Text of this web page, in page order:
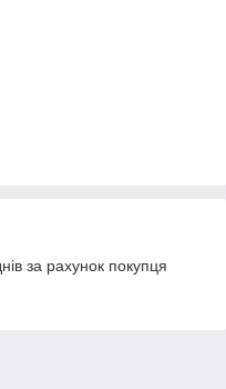
за рахунок покупця